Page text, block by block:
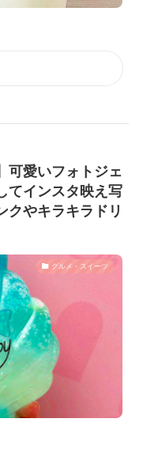
可愛いフォトジェ
てインスタ映え写
クやキラキラドリ
グルメ・スイーツ